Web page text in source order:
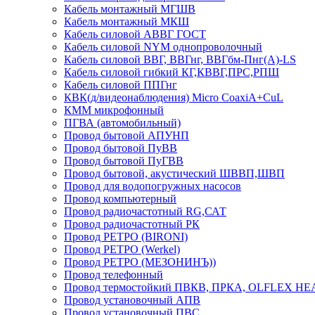
Кабель монтажный МГШВ
Кабель монтажный МКШ
Кабель силовой АВВГ ГОСТ
Кабель силовой NYM однопроволочный
Кабель силовой ВВГ, ВВГнг, ВВГбм-Пнг(А)-LS
Кабель силовой гибкий КГ,КВВГ,ПРС,РПШ
Кабель силовой ППГнг
КВК(д/видеонаблюдения) Micro CoaxiA+CuL
КММ микрофонный
ПГВА (автомобильный)
Провод бытовой АПУНП
Провод бытовой ПуВВ
Провод бытовой ПуГВВ
Провод бытовой, акустический ШВВП,ШВП
Провод для водопогружных насосов
Провод компьютерный
Провод радиочастотный RG,САТ
Провод радиочастотный РК
Провод РЕТРО (BIRONI)
Провод РЕТРО (Werkel)
Провод РЕТРО (МЕЗОНИНЪ))
Провод телефонный
Провод термостойкий ПВКВ, ПРКА, OLFLEX
Провод установочный АПВ